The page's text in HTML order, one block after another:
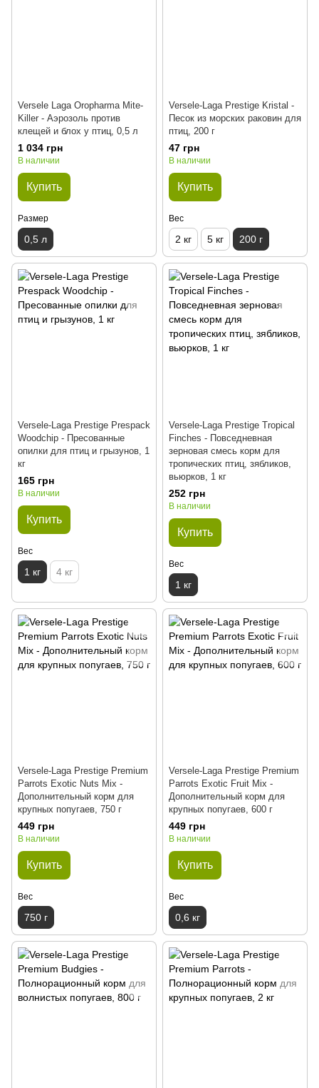
Versele Laga Oropharma Mite-
Killer - Аэрозоль против
клещей и блох у птиц, 0,5 л
1 034 грн
В наличии
Купить
Размер
0,5 л
Versele-Laga Prestige Kristal -
Песок из морских раковин для
птиц, 200 г
47 грн
В наличии
Купить
Вес
2 кг 5 кг 200 г
Versele-Laga Prestige Prespack
Woodchip - Пресованные
опилки для птиц и грызунов, 1
кг
165 грн
В наличии
Купить
Вес
1 кг 4 кг
Versele-Laga Prestige Tropical
Finches - Повседневная
зерновая смесь корм для
тропических птиц, зябликов,
вьюрков, 1 кг
252 грн
В наличии
Купить
Вес
1 кг
Versele-Laga Prestige Premium
Parrots Exotic Nuts Mix -
Дополнительный корм для
крупных попугаев, 750 г
449 грн
В наличии
Купить
Вес
750 г
Versele-Laga Prestige Premium
Parrots Exotic Fruit Mix -
Дополнительный корм для
крупных попугаев, 600 г
449 грн
В наличии
Купить
Вес
0,6 кг